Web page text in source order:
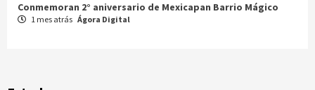
Celebran XX Cabalgata Toma de Zacatecas
1 mes atrás Ágora Digital